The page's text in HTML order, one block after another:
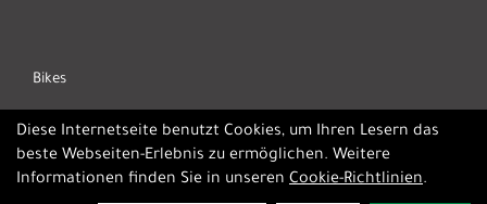
Bikes
Marken
Diese Internetseite benutzt Cookies, um Ihren Lesern das
beste Webseiten-Erlebnis zu ermöglichen. Weitere
Informationen finden Sie in unseren Cookie-Richtlinien.